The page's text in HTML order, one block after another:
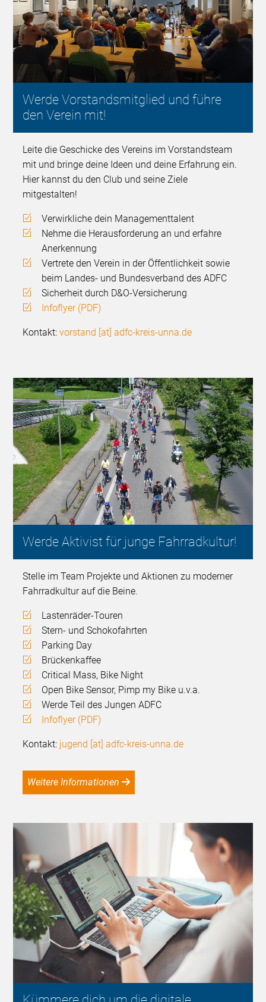
Werde Vorstandsmitglied und führe
den Verein mit!
Leite die Geschicke des Vereins im Vorstandsteam
mit und bringe deine Ideen und deine Erfahrung ein.
Hier kannst du den Club und seine Ziele
mitgestalten!
Verwirkliche dein Managementtalent
Nehme die Herausforderung an und erfahre
Anerkennung
Vertrete den Verein in der Öffentlichkeit sowie
beim Landes- und Bundesverband des ADFC
Sicherheit durch D&O-Versicherung
Infoflyer (PDF)
Kontakt:vorstand [at] adfc-kreis-unna.de
Werde Aktivist für junge Fahrradkultur!
Stelle im Team Projekte und Aktionen zu moderner
Fahrradkultur auf die Beine.
Lastenräder-Touren
Stern- und Schokofahrten
Parking Day
Brückenkaffee
Critical Mass, Bike Night
Open Bike Sensor, Pimp my Bike u.v.a.
Werde Teil des Jungen ADFC
Infoflyer (PDF)
Kontakt: jugend [at] adfc-kreis-unna.de
Weitere Informationen